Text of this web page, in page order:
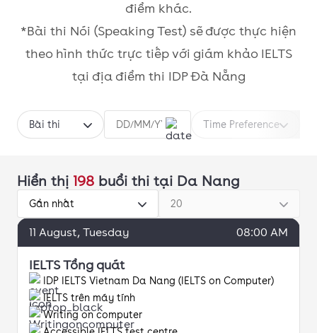
điểm khác.
*Bài thi Nói (Speaking Test) sẽ được thực hiện
theo hình thức trực tiếp với giám khảo IELTS
tại địa điểm thi IDP Đà Nẵng
Bài thi Time Preference
Hiển thị 198 buổi thi tại Da Nang
Gần nhất 20
11 August, Tuesday 08:00 AM
IELTS Tổng quát
IDP IELTS Vietnam Da Nang (IELTS on Computer)
IELTS trên máy tính
Writing on computer